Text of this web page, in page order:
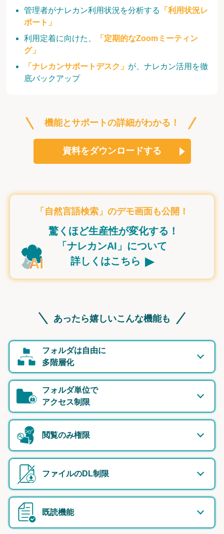
管理者がナレカン利用状況を分析する
「利用状況レ
ポート」
利用定着に向けた、
「定期的なZoomミーティン
グ」
「ナレカンサポートデスク」 が、ナレカン活用を徹
底バックアップ
機能とサポートの詳細がわかる！
資料をダウンロードする
「自然言語検索」のデモ画面も公開！
驚くほど生産性が変化する！
「ナレカンAI」について
詳しくはこちら ▸
あったら嬉しいこんな機能も
フォルダは自由に
多階層化
フォルダ単位で
アクセス制限
閲覧のみ権限
ファイルのDL制限
既読機能